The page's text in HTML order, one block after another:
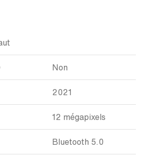
Non
2021
12 mégapixels
Bluetooth 5.0